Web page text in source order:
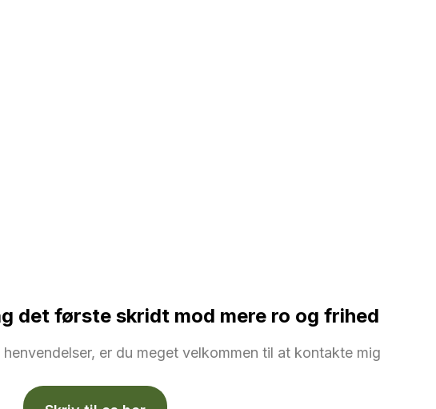
det første skridt mod mere ro og frihed
er du meget velkommen til at kontakte mig